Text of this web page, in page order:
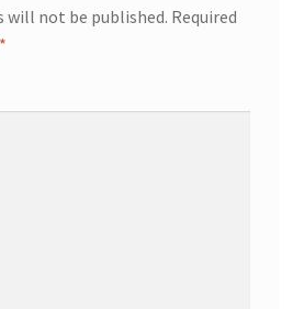
will not be published. Required
*